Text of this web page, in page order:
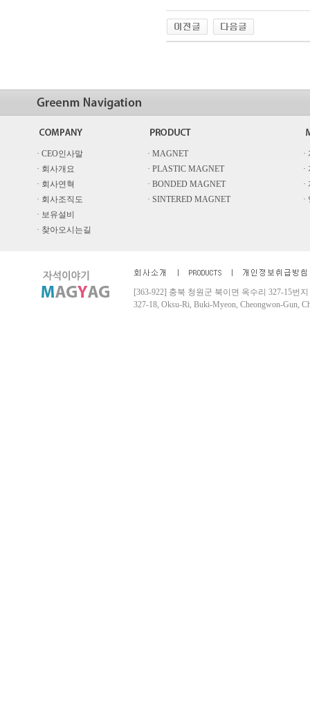
· CEO인사말 · MAGNET
·
· 회사개요
· PLASTIC MAGNET
·
· 회사연혁
· BONDED MAGNET
·
· 회사조직도
· SINTERED MAGNET
·
· 보유설비
· 찾아오시는길
[363-922] 충북 청원군 북이면 옥수리 327-15번지
327-18, Oksu-Ri, Buki-Myeon, Cheongwon-Gun,